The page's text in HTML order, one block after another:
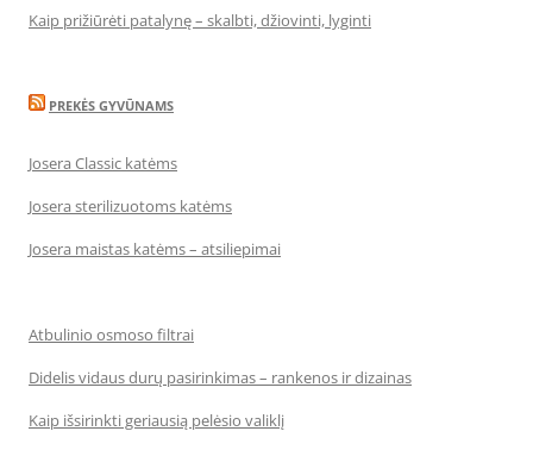
Kaip prižiūrėti patalynę – skalbti, džiovinti, lyginti
PREKĖS GYVŪNAMS
Josera Classic katėms
Josera sterilizuotoms katėms
Josera maistas katėms – atsiliepimai
Atbulinio osmoso filtrai
Didelis vidaus durų pasirinkimas – rankenos ir dizainas
Kaip išsirinkti geriausią pelėsio valiklį